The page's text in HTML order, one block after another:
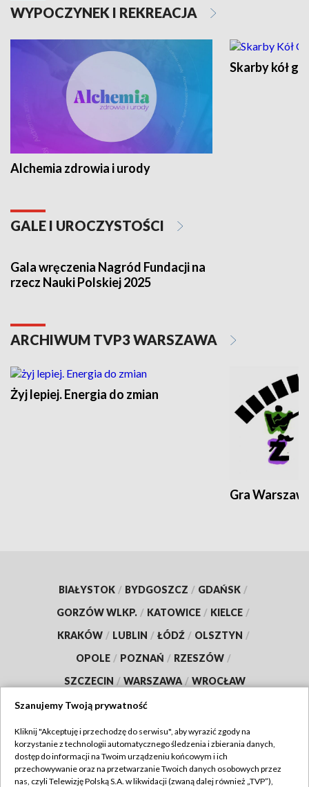
WYPOCZYNEK I REKREACJA
Alchemia zdrowia i urody
Skarby kół
GALE I UROCZYSTOŚCI
Gala wręczenia Nagród Fundacji na
rzecz Nauki Polskiej 2025
ARCHIWUM TVP3 WARSZAWA
Żyj lepiej. Energia do zmian
Gra
BIAŁYSTOK / BYDGOSZCZ / GDAŃSK /
GORZÓW WLKP. / KATOWICE / KIELCE /
KRAKÓW / LUBLIN / ŁÓDŹ / OLSZTYN /
OPOLE / POZNAŃ / RZESZÓW /
SZCZECIN / WARSZAWA / WROCŁAW
Dołącz do nas:
TVP
Szanujemy Twoją prywatność
Kliknij "Akceptuję i przechodzę do serwisu", aby wyrazić zgody na
korzystanie z technologii automatycznego śledzenia i zbierania danych,
dostęp do informacji na Twoim urządzeniu końcowym i ich
przechowywanie oraz na przetwarzanie Twoich danych osobowych przez
nas, czyli Telewizję Polską S.A. w likwidacji (zwaną dalej również „TVP”),